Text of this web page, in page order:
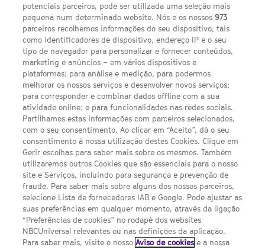
SEGUE-NOS
FACEBOOK
TWITTER
YOUTUBEINSTAGRAM
LINKS ÚTEIS
Escolhas de Anúncios
Política de privacidade
Termos E Condições
FILMES
UMA DIVISÃO DA NBCUNIVERSAL
potenciais parceiros, pode ser utilizada uma seleção mais
pequena num determinado website. Nós e os nossos973
parceiros recolhemos informações do seu dispositivo, tais
como identificadores de dispositivo, endereço IP e o seu
tipo de navegador para personalizar e fornecer conteúdos,
marketing e anúncios – em vários dispositivos e
plataformas; para análise e medição, para podermos
melhorar os nossos serviços e desenvolver novos serviços;
para corresponder e combinar dados offline com a sua
atividade online; e para funcionalidades nas redes sociais.
Partilhamos estas informações com parceiros selecionados,
com o seu consentimento. Ao clicar em “Aceito”, dá o seu
consentimento à nossa utilização destes Cookies. Clique em
Gerir escolhas para saber mais sobre os mesmos. Também
utilizaremos outros Cookies que são essenciais para o nosso
site e Serviços, incluindo para segurança e prevenção de
fraude. Para saber mais sobre alguns dos nossos parceiros,
selecione Lista de fornecedores IAB e Google. Pode ajustar as
suas preferências em qualquer momento, através da ligação
“Preferências de cookies” no rodapé dos websites
NBCUniversal relevantes ou nas definições da aplicação.
Para saber mais, visite o nossoAviso de cookies e a nossa